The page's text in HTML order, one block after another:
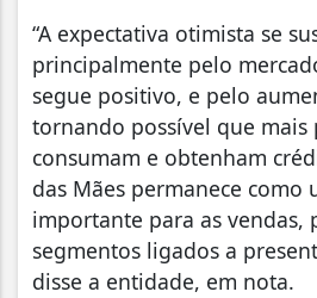
“A expectativa otimista se
principalmente pelo
segue positivo, e pelo
tornando possível que mais
consumam e obtenham
das Mães permanece como
importante para as vendas,
segmentos ligados a
disse a entidade, em nota.